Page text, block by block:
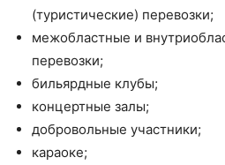
(туристические) перевозки;
межобластные и
перевозки;
бильярдные клубы;
концертные залы;
добровольные участники;
караоке;